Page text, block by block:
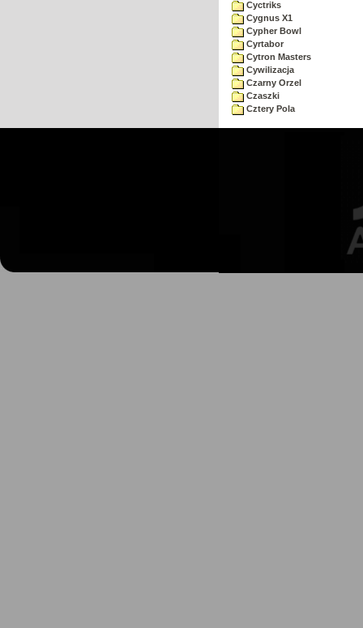
Cyctriks
Cygnus X1
Cypher Bowl
Cyrtabor
Cytron Masters
Cywilizacja
Czarny Orzel
Czaszki
Cztery Pola